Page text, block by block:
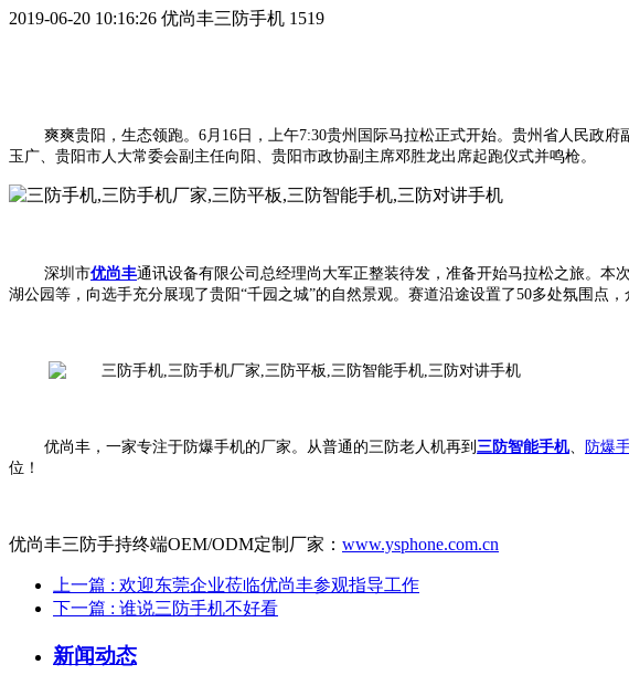
2019-06-20 10:16:26 优尚丰三防手机 1519
爽爽贵阳，生态领跑。 6月16日 ， 上午7:30贵州国际马拉松正式开始。贵州省人民政府
玉广、贵阳市人大常委会副主任向阳、贵阳市政协副主席邓胜龙出席起跑仪式并鸣枪。
深圳市优尚丰通讯设备有限公司总经理尚大军正整装待发，准备开始马拉松之旅。本
湖公园等，向选手充分展现了贵阳“千园之城”的自然景观。赛道沿途设置了50多处氛围点
优尚丰 ，一家专注于防爆手机的厂家。从普通的三防老人机再到 三防智能手机、 防爆
位！
优尚丰三防手持终端OEM/ODM定制厂家： www.ysphone.com.cn
上一篇 : 欢迎东莞企业莅临优尚丰参观指导工作
下一篇 : 谁说三防手机不好看
新闻动态